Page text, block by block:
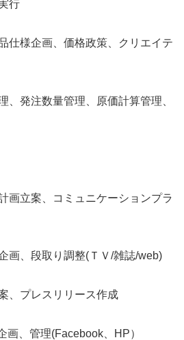
行
仕様企画、価格政策、クリエイテ
、発注数量管理、原価計算管理、
画立案、コミュニケーションプラ
画、段取り調整(ＴＶ/雑誌/web)
、プレスリリース作成
画、管理(Facebook、HP）